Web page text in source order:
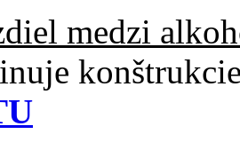
medzi